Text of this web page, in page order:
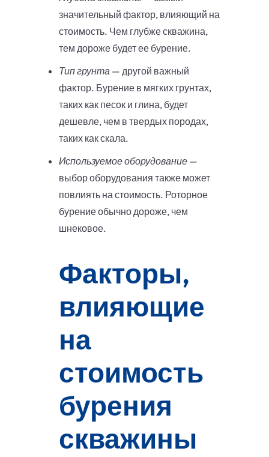
значительный фактор, влияющий на
стоимость. Чем глубже скважина,
тем дороже будет ее бурение.
Тип грунта — другой важный
фактор. Бурение в мягких грунтах,
таких как песок и глина, будет
дешевле, чем в твердых породах,
таких как скала.
Используемое оборудование —
выбор оборудования также может
повлиять на стоимость. Роторное
бурение обычно дороже, чем
шнековое.
Факторы,
влияющие
на
стоимость
бурения
скважины